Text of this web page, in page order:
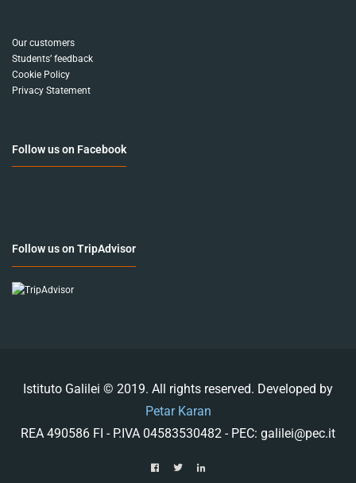
Our customers
Students’ feedback
Cookie Policy
Privacy Statement
Follow us on Facebook
Follow us on TripAdvisor
Istituto Galilei © 2019. All rights reserved. Developed by
Petar Karan
REA 490586 FI - P.IVA 04583530482 - PEC: galilei@pec.it